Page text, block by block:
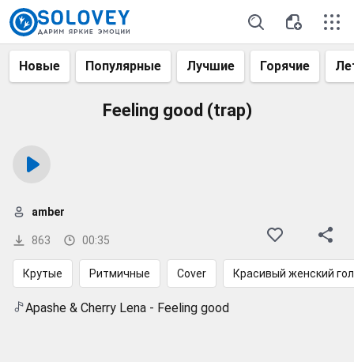
Новые Популярные Лучшие Горячие
Feeling good (trap)
863 00:35
amber
Крутые Ритмичные Cover Красивый женский
Apashe & Cherry Lena - Feeling good